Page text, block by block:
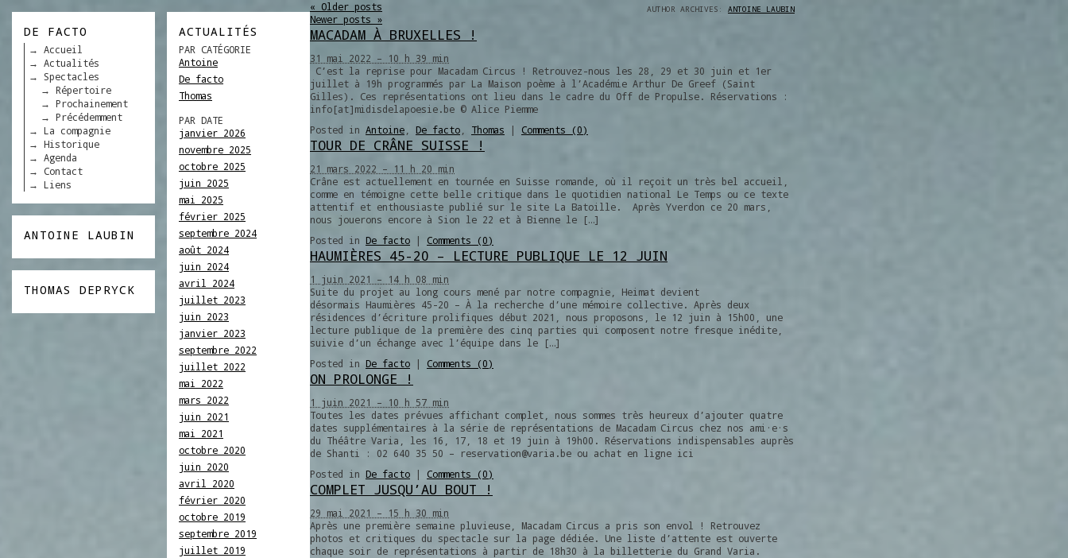
DE FACTO
Accueil
Actualités
Spectacles
Répertoire
Prochainement
Précédemment
La compagnie
Historique
Agenda
Contact
Liens
ANTOINE LAUBIN
THOMAS DEPRYCK
ACTUALITÉS
PAR CATÉGORIE
Antoine
De facto
Thomas
PAR DATE
janvier 2026
novembre 2025
octobre 2025
juin 2025
mai 2025
février 2025
septembre 2024
août 2024
juin 2024
avril 2024
juillet 2023
juin 2023
janvier 2023
septembre 2022
juillet 2022
mai 2022
mars 2022
juin 2021
mai 2021
octobre 2020
juin 2020
avril 2020
février 2020
octobre 2019
septembre 2019
juillet 2019
AUTHOR ARCHIVES: ANTOINE LAUBIN
« Older posts
Newer posts »
MACADAM À BRUXELLES !
31 mai 2022 – 10 h 39 min
C’est la reprise pour Macadam Circus ! Retrouvez-nous les 28, 29 et 30 juin et 1er
juillet à 19h programmés par La Maison poème à l’Académie Arthur De Greef (Saint
Gilles). Ces représentations ont lieu dans le cadre du Off de Propulse. Réservations :
info[at]midisdelapoesie.be © Alice Piemme
Posted in Antoine De facto Thomas | Comments (0)
TOUR DE CRÂNE SUISSE !
21 mars 2022 – 11 h 20 min
Crâne est actuellement en tournée en Suisse romande, où il reçoit un très bel accueil,
comme en témoigne cette belle critique dans le quotidien national Le Temps ou ce texte
attentif et enthousiaste publié sur le site La Batoille. Après Yverdon ce 20 mars,
nous jouerons encore à Sion le 22 et à Bienne le […]
Posted in De facto | Comments (0)
HAUMIÈRES 45-20 – LECTURE PUBLIQUE LE 12 JUIN
1 juin 2021 – 14 h 08 min
Suite du projet au long cours mené par notre compagnie, Heimat devient
désormais Haumières 45-20 – À la recherche d’une mémoire collective. Après deux
résidences d’écriture prolifiques début 2021, nous proposons, le 12 juin à 15h00, une
lecture publique de la première des cinq parties qui composent notre fresque inédite,
suivie d’un échange avec l’équipe dans le […]
Posted in De facto | Comments (0)
ON PROLONGE !
1 juin 2021 – 10 h 57 min
Toutes les dates prévues affichant complet, nous sommes très heureux d’ajouter quatre
dates supplémentaires à la série de représentations de Macadam Circus chez nos ami·e·s
du Théâtre Varia, les 16, 17, 18 et 19 juin à 19h00. Réservations indispensables auprès
de Shanti : 02 640 35 50 – reservation@varia.be ou achat en ligne ici
Posted in De facto | Comments (0)
COMPLET JUSQU’AU BOUT !
29 mai 2021 – 15 h 30 min
Après une première semaine pluvieuse, Macadam Circus a pris son envol ! Retrouvez
photos et critiques du spectacle sur la page dédiée. Une liste d’attente est ouverte
chaque soir de représentations à partir de 18h30 à la billetterie du Grand Varia.